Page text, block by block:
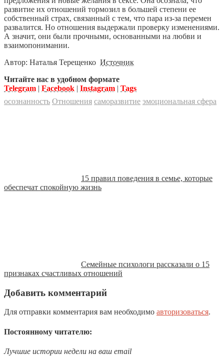
развитие их отношений тормозил в большей степени ее
собственный страх, связанный с тем, что пара из-за перемен
развалится. Но отношения выдержали проверку изменениями.
А значит, они были прочными, основанными на любви и
взаимопонимании.
Автор: Наталья Терещенко Источник
Читайте нас в удобном формате
Telegram | Facebook | Instagram | Tags
осознанность Отношения саморазвитие эмоциональная сфера
15 правил поведения в семье, которые
обеспечат спокойную жизнь
Семейные психологи рассказали о 15
признаках счастливых отношений
Добавить комментарий
Для отправки комментария вам необходимо авторизоваться.
Постоянному читателю:
Лучшие истории недели на ваш email